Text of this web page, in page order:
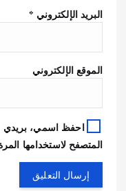
البريد الإلكتروني *
الموقع الإلكتروني
احفظ اسمي، بريدي
المتصفح لاستخدامها